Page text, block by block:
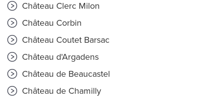
Château Clerc Milon
Château Corbin
Château Coutet Barsac
Château d'Argadens
Château de Beaucastel
Château de Chamilly